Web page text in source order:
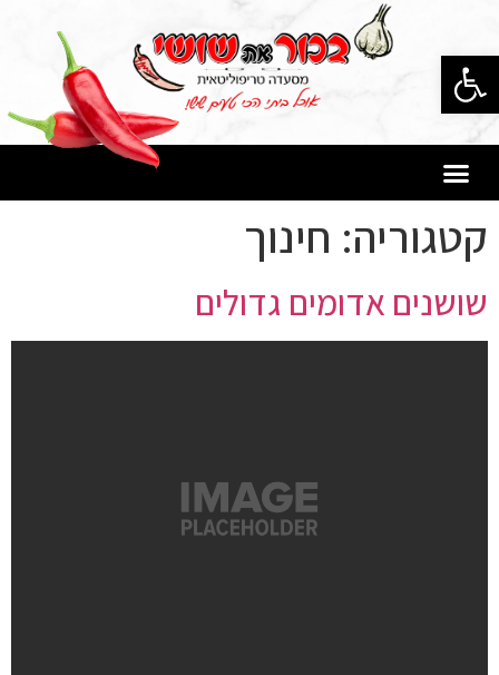
פתח סרגל נגישות
קטגוריה: חינוך
שושנים אדומים גדולים